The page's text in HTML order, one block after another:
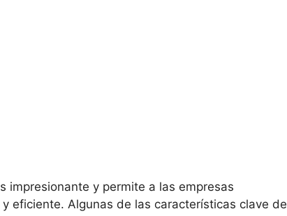
impresionante y permite a las empresas
eficiente. Algunas de las características clave de